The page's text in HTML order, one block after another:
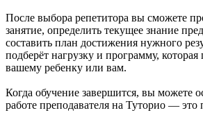
После выбора репетитора вы сможете
занятие, определить текущее знание
составить план достижения нужного
подберёт нагрузку и программу,
вашему ребенку или вам.
Когда обучение завершится, вы можете
работе преподавателя на Туторио — это